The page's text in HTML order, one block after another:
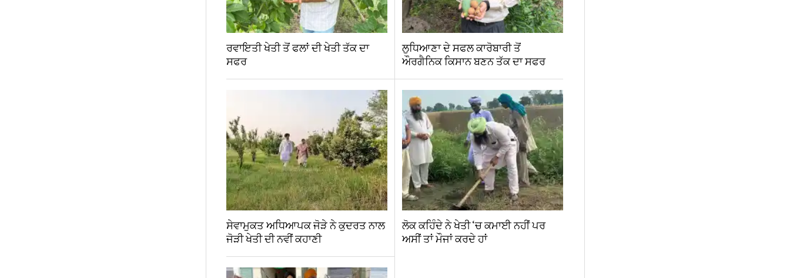
ਰਵਾਇਤੀ ਖੇਤੀ ਤੋਂ ਫਲਾਂ ਦੀ ਖੇਤੀ ਤੱਕ ਦਾ
ਸਫਰ
ਲੁਧਿਆਣਾ ਦੇ ਸਫਲ ਕਾਰੋਬਾਰੀ ਤੋਂ
ਔਰਗੈਨਿਕ ਕਿਸਾਨ ਬਣਨ ਤੱਕ ਦਾ ਸਫਰ
ਸੇਵਾਮੁਕਤ ਅਧਿਆਪਕ ਜੋੜੇ ਨੇ ਕੁਦਰਤ ਨਾਲ
ਜੋੜੀ ਖੇਤੀ ਦੀ ਨਵੀਂ ਕਹਾਣੀ
ਲੋਕ ਕਹਿੰਦੇ ਨੇ ਖੇਤੀ ‘ਚ ਕਮਾਈ ਨਹੀਂ ਪਰ
ਅਸੀਂ ਤਾਂ ਮੌਜਾਂ ਕਰਦੇ ਹਾਂ